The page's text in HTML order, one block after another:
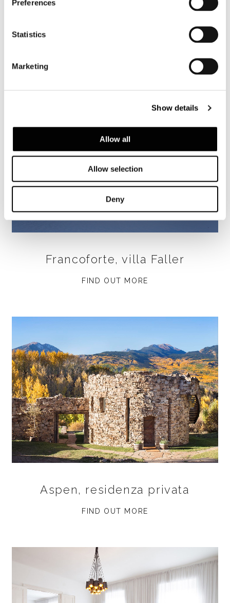
Preferences
Statistics
Marketing
Show details
Allow all
Allow selection
Deny
Valencia, casa nella pineta
Francoforte, villa Faller
FIND OUT MORE
Aspen, residenza privata
FIND OUT MORE